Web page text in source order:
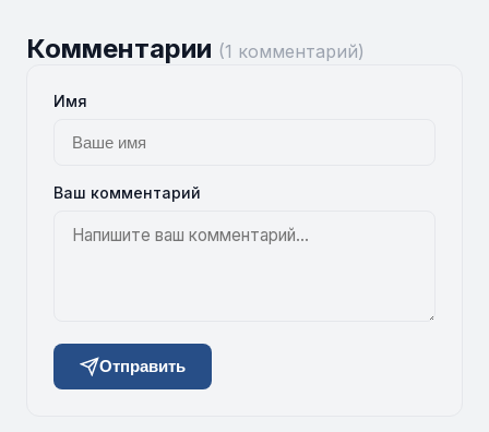
Комментарии (1 комментарий)
Имя
Ваш комментарий
Отправить